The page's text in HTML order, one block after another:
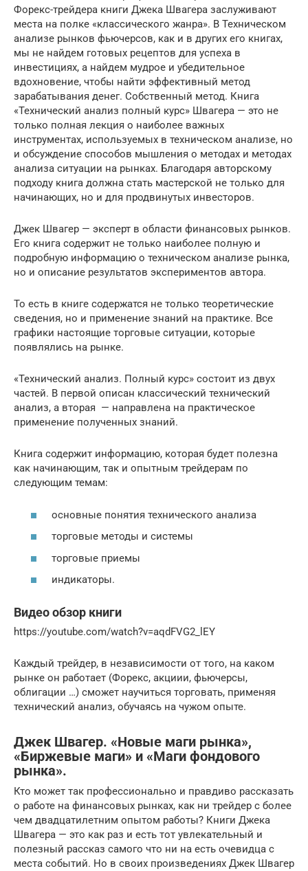
Форекс-трейдера книги Джека Швагера заслуживают
места на полке «классического жанра». В Техническом
анализе рынков фьючерсов, как и в других его книгах,
мы не найдем готовых рецептов для успеха в
инвестициях, а найдем мудрое и убедительное
вдохновение, чтобы найти эффективный метод
зарабатывания денег. Собственный метод. Книга
«Технический анализ полный курс» Швагера — это не
только полная лекция о наиболее важных
инструментах, используемых в техническом анализе, но
и обсуждение способов мышления о методах и методах
анализа ситуации на рынках. Благодаря авторскому
подходу книга должна стать мастерской не только для
начинающих, но и для продвинутых инвесторов.
Джек Швагер — эксперт в области финансовых рынков.
Его книга содержит не только наиболее полную и
подробную информацию о техническом анализе рынка,
но и описание результатов экспериментов автора.
То есть в книге содержатся не только теоретические
сведения, но и применение знаний на практике. Все
графики настоящие торговые ситуации, которые
появлялись на рынке.
«Технический анализ. Полный курс» состоит из двух
частей. В первой описан классический технический
анализ, а вторая — направлена на практическое
применение полученных знаний.
Книга содержит информацию, которая будет полезна
как начинающим, так и опытным трейдерам по
следующим темам:
основные понятия технического анализа
торговые методы и системы
торговые приемы
индикаторы.
Видео обзор книги
https://youtube.com/watch?v=aqdFVG2_lEY
Каждый трейдер, в независимости от того, на каком
рынке он работает (Форекс, акциии, фьючерсы,
облигации …) сможет научиться торговать, применяя
технический анализ, обучаясь на чужом опыте.
Джек Швагер. «Новые маги рынка»,
«Биржевые маги» и «Маги фондового
рынка».
Кто может так профессионально и правдиво рассказать
о работе на финансовых рынках, как ни трейдер с более
чем двадцатилетним опытом работы? Книги Джека
Швагера — это как раз и есть тот увлекательный и
полезный рассказ самого что ни на есть очевидца с
места событий. Но в своих произведениях Джек Швагер